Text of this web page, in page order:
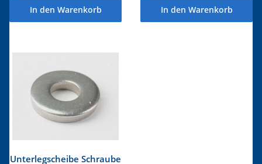
In den Warenkorb In den Warenkorb
Unterlegscheibe Schraube